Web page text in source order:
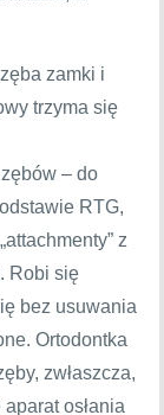
zamki i
trzyma się
– do
RTG,
z
Robi się
bez usuwania
Ortodontka
zwłaszcza,
osłania